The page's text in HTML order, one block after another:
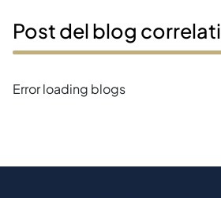
Post del blog correlati
Error loading blogs